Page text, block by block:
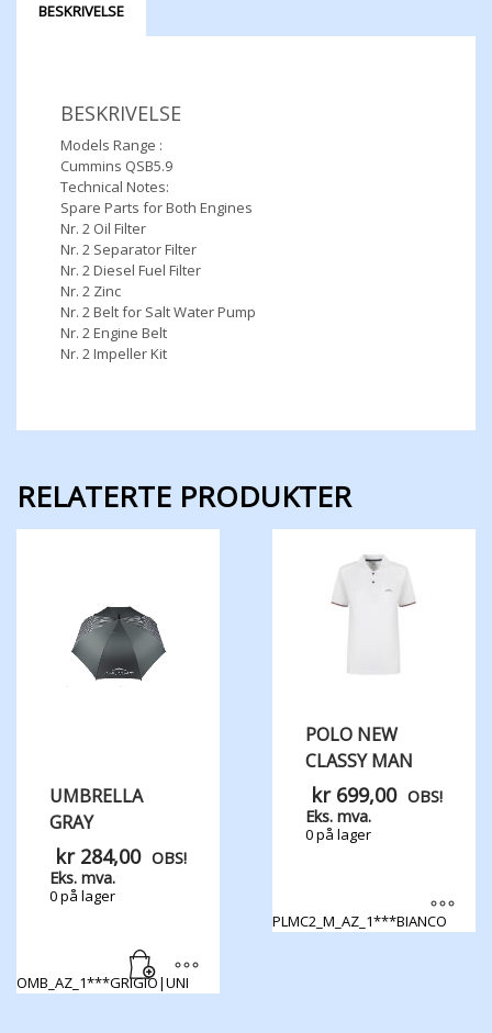
BESKRIVELSE
BESKRIVELSE
Models Range :
Cummins QSB5.9
Technical Notes:
Spare Parts for Both Engines
Nr. 2 Oil Filter
Nr. 2 Separator Filter
Nr. 2 Diesel Fuel Filter
Nr. 2 Zinc
Nr. 2 Belt for Salt Water Pump
Nr. 2 Engine Belt
Nr. 2 Impeller Kit
RELATERTE PRODUKTER
UMBRELLA
GRAY
kr284,00 OBS!
Eks. mva.
0 på lager
OMB_AZ_1***GRIGIO|UNI
POLO NEW
CLASSY MAN
kr699,00 OBS!
Eks. mva.
0 på lager
PLMC2_M_AZ_1***BIANCO